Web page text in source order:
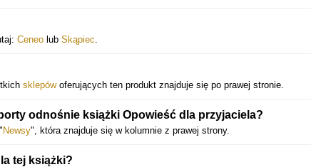
Ceneo lub Skąpiec.
sklepówoferujących ten produkt znajduje się po prawej stronie.
odnośnie książki Opowieść dla przyjaciela?
Newsy", która znajduje się w kolumnie z prawej strony.
tej książki?